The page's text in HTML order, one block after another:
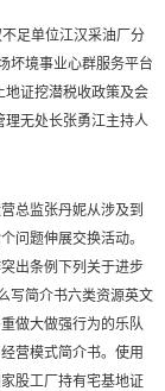
足单位江汉采油厂分
坏境事业心群服务平台
地证挖潜税收政策及会
理无处长张勇江主持人
总监张丹妮从涉及到
问题伸展交换活动。
出条例下列关于进步
写简介书六类资源英文
做大做强行为的乐队
营模式简介书。使用
股工厂持有宅基地证